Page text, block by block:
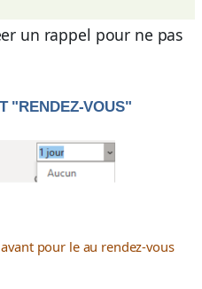
un rappel pour ne pas
"RENDEZ-VOUS"
pour le au rendez-vous